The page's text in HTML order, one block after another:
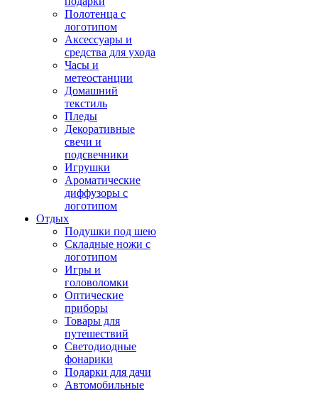
Полотенца с
логотипом
Аксессуары и
средства для ухода
Часы и
метеостанции
Домашний
текстиль
Пледы
Декоративные
свечи и
подсвечники
Игрушки
Ароматические
диффузоры с
логотипом
Отдых
Подушки под шею
Складные ножи с
логотипом
Игры и
головоломки
Оптические
приборы
Товары для
путешествий
Светодиодные
фонарики
Подарки для дачи
Автомобильные